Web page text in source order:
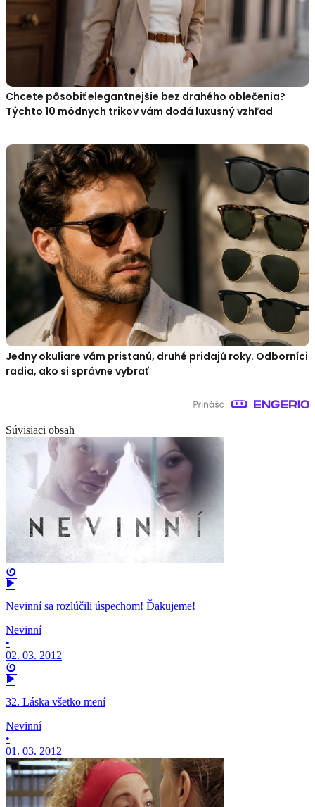
Chcete pôsobiť elegantnejšie bez drahého oblečenia?
Týchto 10 módnych trikov vám dodá luxusný vzhľad
Jedny okuliare vám pristanú, druhé pridajú roky. Odborníci
radia, ako si správne vybrať
Súvisiaci obsah
Nevinní sa rozlúčili úspechom! Ďakujeme!
Nevinní
•
02. 03. 2012
32. Láska všetko mení
Nevinní
•
01. 03. 2012